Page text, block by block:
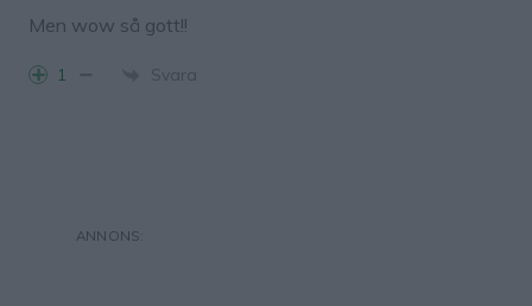
Men wow så gott!!
1 Svara